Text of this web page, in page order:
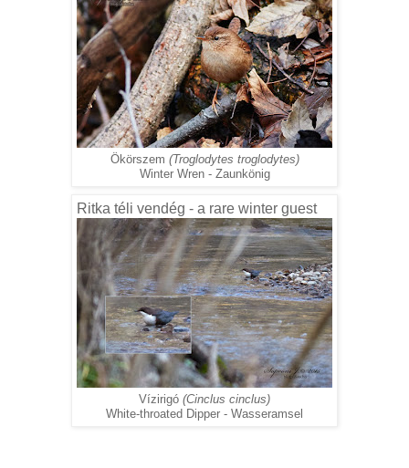
Ökörszem (Troglodytes troglodytes)
Winter Wren - Zaunkönig
Ritka téli vendég - a rare winter guest
Vízirigó (Cinclus cinclus)
White-throated Dipper - Wasseramsel